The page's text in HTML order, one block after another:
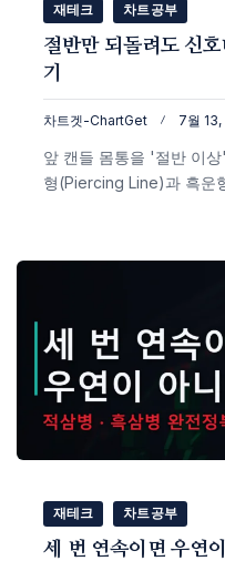
재테크 차트공부
절반만 되돌려도 신
기
차트겟-ChartGet 7월
앞 캔들 몸통을 '절반 이
형(Piercing Line)과 흑운
쉽게 정리했습니다.
재테크 차트공부
세 번 연속이면 우연